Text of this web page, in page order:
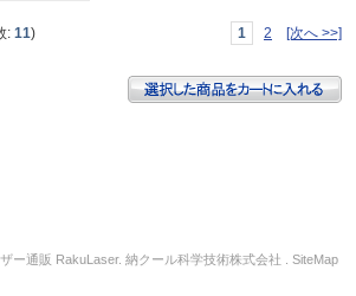
: 11) 1 2 [次へ >>]
ー通販 RakuLaser. 納クール科学技術株式会社 . SiteMap